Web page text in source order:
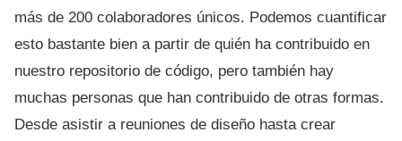
más de 200 colaboradores únicos. Podemos cuantificar
esto bastante bien a partir de quién ha contribuido en
nuestro repositorio de código, pero también hay
muchas personas que han contribuido de otras formas.
Desde asistir a reuniones de diseño hasta crear